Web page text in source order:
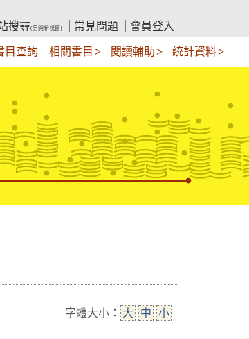
搜尋(另開新視窗) 常見問題 會員登入
目查詢 相關書目 閱讀輔助 統計資料
字體大小： 大 中 小